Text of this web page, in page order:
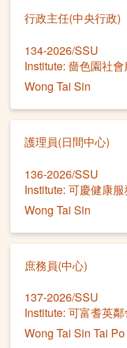
行政主任(中央行政)
134-2026/SSU
Institute: 嗇色園社
Wong Tai Sin
護理員(日間中心)
136-2026/SSU
Institute: 可慶健康
Wong Tai Sin
庶務員(中心)
137-2026/SSU
Institute: 可富耆英
Wong Tai Sin Tai Po